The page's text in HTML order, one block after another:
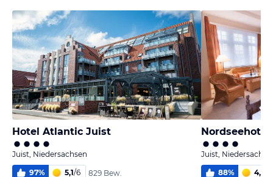
Hotel Atlantic Juist
Juist, Niedersachsen
97% 5,1/6 829 Bew.
Nordseehotel
Juist,
88% 4,9